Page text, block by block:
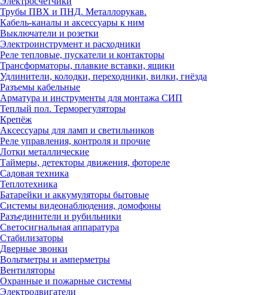
Трубы ПВХ и ПНД. Металлорукав.
Кабель-каналы и аксессуары к ним
Выключатели и розетки
Электроинструмент и расходники
Реле тепловые, пускатели и контакторы
Трансформаторы, плавкие вставки, ящики
Удлинители, колодки, переходники, вилки, гнёзда
Разъемы кабельные
Арматура и инструменты для монтажа СИП
Теплый пол. Терморегуляторы
Крепёж
Аксессуары для ламп и светильников
Реле управления, контроля и прочие
Лотки металлические
Таймеры, детекторы движения, фотореле
Садовая техника
Теплотехника
Батарейки и аккумуляторы бытовые
Системы видеонаблюдения, домофоны
Разъединители и рубильники
Светосигнальная аппаратура
Стабилизаторы
Дверные звонки
Вольтметры и амперметры
Вентиляторы
Охранные и пожарные системы
Электродвигатели